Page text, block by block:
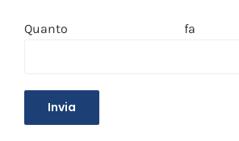
Quanto fa